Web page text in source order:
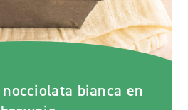
bianca en